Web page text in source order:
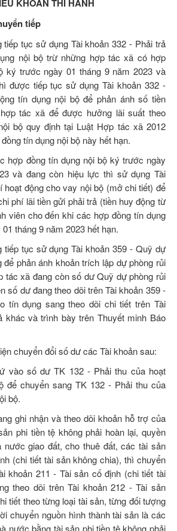
KHOẢN THI HÀNH
tiếp
tục sử dụng Tài khoản 332 - Phải trả
nội bộ trừ những hợp tác xã có hợp
ký trước ngày 01 tháng 9 năm 2023 và
được tiếp tục sử dụng Tài khoản 332 -
tín dụng nội bộ để phản ánh số tiền
tác xã để được hưởng lãi suất theo
bộ quy định tại Luật Hợp tác xã 2012
tín dụng nội bộ này hết hạn.
hợp đồng tín dụng nội bộ ký trước ngày
và đang còn hiệu lực thì sử dụng Tài
hoạt động cho vay nội bộ (mở chi tiết) để
phí lãi tiền gửi phải trả (tiền huy động từ
viên cho đến khi các hợp đồng tín dụng
tháng 9 năm 2023 hết hạn.
tục sử dụng Tài khoản 359 - Quỹ dự
để phản ánh khoản trích lập dự phòng rủi
tác xã đang còn số dư Quỹ dự phòng rủi
số dư đang theo dõi trên Tài khoản 359 -
tín dụng sang theo dõi chi tiết trên Tài
khác và trình bày trên Thuyết minh Báo
chuyển đổi số dư các Tài khoản sau:
vào số dư TK 132 - Phải thu của hoạt
để chuyển sang TK 132 - Phải thu của
bộ.
ghi nhận và theo dõi khoản hỗ trợ của
phi tiền tệ không phải hoàn lại, quyền
nước giao đất, cho thuê đất, các tài sản
(chi tiết tài sản không chia), thì chuyển
khoản 211 - Tài sản cố định (chi tiết tài
theo dõi trên Tài khoản 212 - Tài sản
tiết theo từng loại tài sản, từng đối tượng
chuyển nguồn hình thành tài sản là các